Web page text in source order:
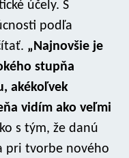
účely. S
podľa
„Najnovšie je
stupňa
akékoľvek
vidím ako veľmi
s tým, že danú
pri tvorbe nového